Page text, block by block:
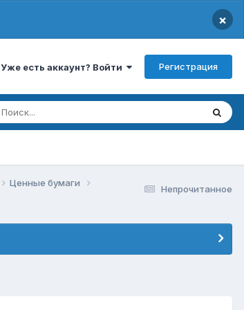
×
Уже есть аккаунт? Войти Регистрация
Непрочитанное
Ценные бумаги